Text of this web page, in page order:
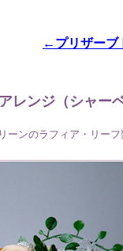
←プリザーブ
レンジ（シャー
ーンのラフィア・リー